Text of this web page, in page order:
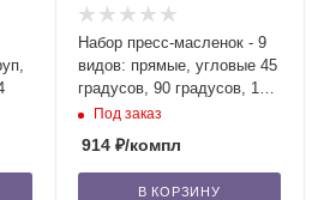
Набор пресс-масленок - 9
видов: прямые, угловые 45
градусов, 90 градусов, 110
шт. (6030) (34221) /24
Под заказ
914₽/компл
В КОРЗИНУ